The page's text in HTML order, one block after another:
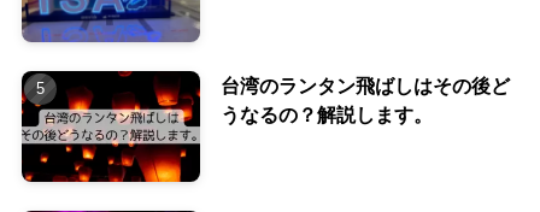
台湾のランタン飛ばしはその後ど
うなるの？解説します。